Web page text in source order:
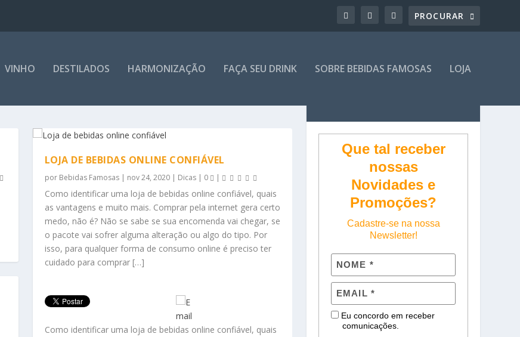
VINHO DESTILADOS HARMONIZAÇÃO FAÇA SEU DRINK SOBRE BEBIDAS FAMOSAS LOJA
LOJA DE BEBIDAS ONLINE CONFIÁVEL
por Bebidas Famosas| nov 24, 2020| Dicas| 0 |
Como identificar uma loja de bebidas online confiável, quais
as vantagens e muito mais. Comprar pela internet gera certo
medo, não é? Não se sabe se sua encomenda vai chegar, se
o pacote vai sofrer alguma alteração ou algo do tipo. Por
isso, para qualquer forma de consumo online é preciso ter
cuidado para comprar […]
Como identificar uma loja de bebidas online confiável, quais
Que tal receber
nossas
Novidades e
Promoções?
Cadastre-se na nossa
Newsletter!
Eu concordo em receber
comunicações.